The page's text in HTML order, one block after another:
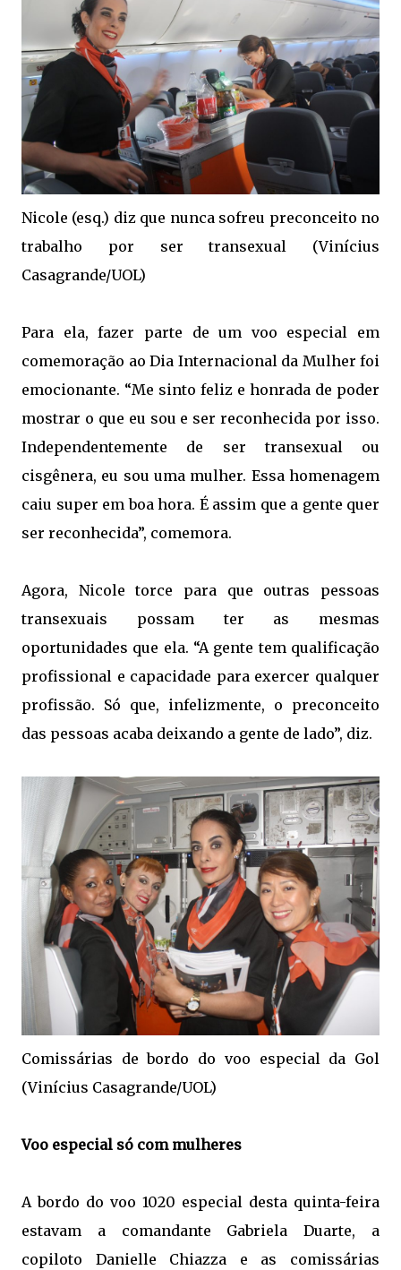
Nicole (esq.) diz que nunca sofreu preconceito no
trabalho por ser transexual (Vinícius
Casagrande/UOL)
Para ela, fazer parte de um voo especial em
comemoração ao Dia Internacional da Mulher foi
emocionante. “Me sinto feliz e honrada de poder
mostrar o que eu sou e ser reconhecida por isso.
Independentemente de ser transexual ou
cisgênera, eu sou uma mulher. Essa homenagem
caiu super em boa hora. É assim que a gente quer
ser reconhecida”, comemora.
Agora, Nicole torce para que outras pessoas
transexuais possam ter as mesmas
oportunidades que ela. “A gente tem qualificação
profissional e capacidade para exercer qualquer
profissão. Só que, infelizmente, o preconceito
das pessoas acaba deixando a gente de lado”, diz.
Comissárias de bordo do voo especial da Gol
(Vinícius Casagrande/UOL)
Voo especial só com mulheres
A bordo do voo 1020 especial desta quinta-feira
estavam a comandante Gabriela Duarte, a
copiloto Danielle Chiazza e as comissárias